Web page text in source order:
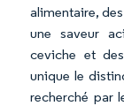
alimentaire,
une saveur
ceviche et
unique le
recherché par